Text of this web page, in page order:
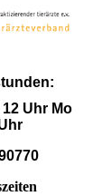
12 Uhr Mo